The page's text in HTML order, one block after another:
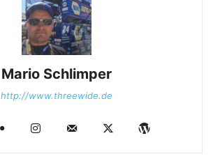
Mario Schlimper
http://www.threewide.de